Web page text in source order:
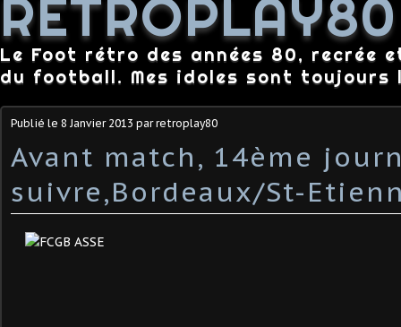
RETROPLAY80
Le Foot rétro des années 80, recrée
du football. Mes idoles sont toujours
Publié le 8 Janvier 2013 par retroplay80
Avant match, 14ème
suivre,Bordeaux/St-